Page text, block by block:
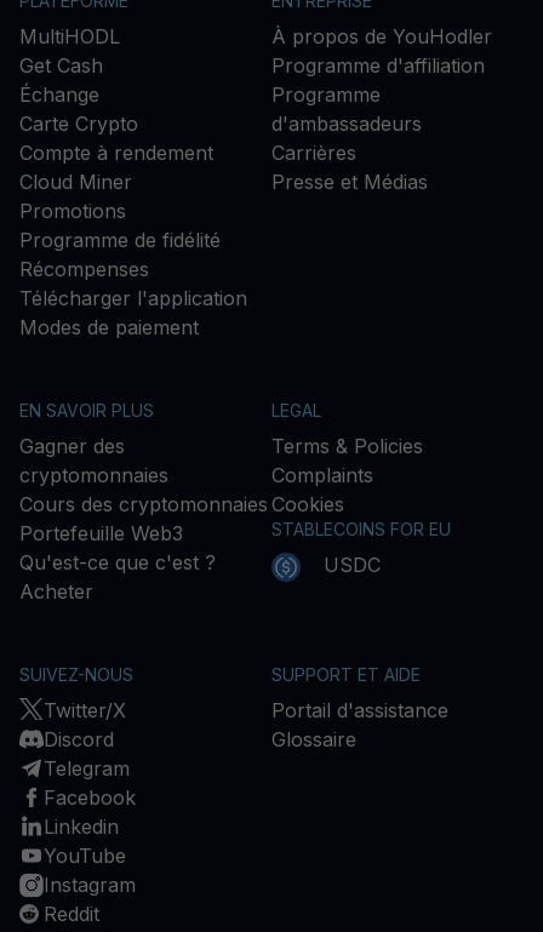
MultiHODL
Get Cash
Échange
Carte Crypto
Compte à rendement
Cloud Miner
Promotions
Programme de fidélité
Récompenses
Télécharger l'application
Modes de paiement
À propos de YouHodler
Programme d'affiliation
Programme
d'ambassadeurs
Carrières
Presse et Médias
EN SAVOIR PLUS
Gagner des
cryptomonnaies
Cours des cryptomonnaies
Portefeuille Web3
Qu'est-ce que c'est ?
Acheter
LEGAL
Terms & Policies
Complaints
Cookies
STABLECOINS FOR EU
USDC
SUIVEZ-NOUS
Twitter/X
Discord
Telegram
Facebook
Linkedin
YouTube
Instagram
Reddit
SUPPORT ET AIDE
Portail d'assistance
Glossaire